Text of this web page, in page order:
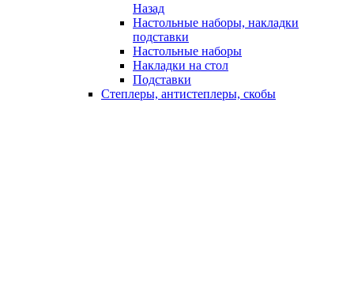
Назад
Настольные наборы, накладки
подставки
Настольные наборы
Накладки на стол
Подставки
Степлеры, антистеплеры, скобы